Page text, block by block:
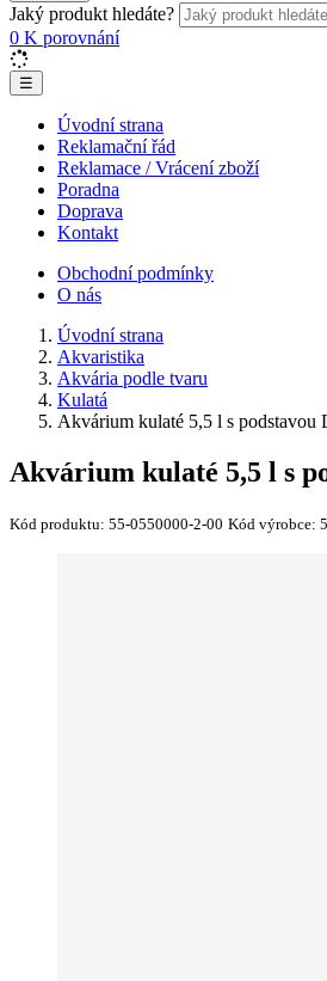
Jaký produkt hledáte?
0 K porovnání
☰
Úvodní strana
Reklamační řád
Reklamace / Vrácení zboží
Poradna
Doprava
Kontakt
Obchodní podmínky
O nás
Úvodní strana
Akvaristika
Akvária podle tvaru
Kulatá
Akvárium kulaté 5,5 l s podstavou
Akvárium kulaté 5,5 l s
Kód produktu: 55-0550000-2-00 Kód výrobce: